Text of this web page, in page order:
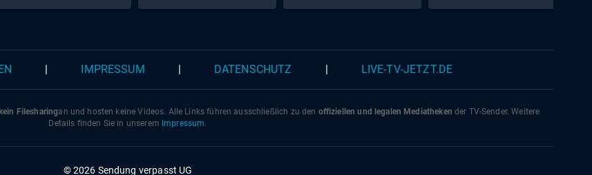
IMPRESSUM DATENSCHUTZ LIVE-TV-JETZT.DE
kein Filesharingan und hosten keine Videos. Alle Links führen ausschließlich zu den offiziellen und legalen Mediatheken der TV-Sender. Weitere
Details finden Sie in unserem Impressum.
© 2026 Sendung verpasst UG